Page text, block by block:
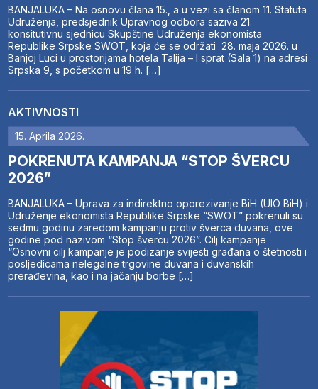
BANJALUKA – Na osnovu člana 15., a u vezi sa članom 11. Statuta
Udruženja, predsjednik Upravnog odbora saziva 21.
konsitutivnu sjednicu Skupštine Udruženja ekonomista
Republike Srpske SWOT, koja će se održati 28. maja 2026. u
Banjoj Luci u prostorijama hotela Talija – I sprat (Sala 1) na adresi
Srpska 9, s početkom u 19 h. […]
AKTIVNOSTI
15. Aprila 2026.
POKRENUTA KAMPANJA “STOP ŠVERCU
2026”
BANJALUKA – Uprava za indirektno oporezivanje BiH (UIO BiH) i
Udruženje ekonomista Republike Srpske “SWOT” pokrenuli su
sedmu godinu zaredom kampanju protiv šverca duvana, ove
godine pod nazivom “Stop švercu 2026”. Cilj kampanje
“Osnovni cilj kampanje je podizanje svijesti građana o štetnosti i
posljedicama nelegalne trgovine duvana i duvanskih
prerađevina, kao i na jačanju borbe […]